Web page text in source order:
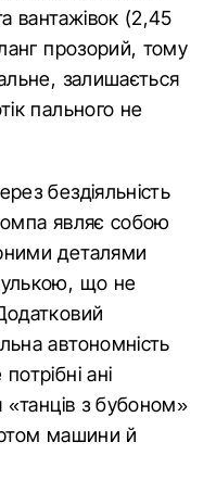
вантажівок (2,45
прозорий, тому
залишається
пального не
бездіяльність
являє собою
деталями
що не
автономність
ані
«танців з бубоном»
машини й